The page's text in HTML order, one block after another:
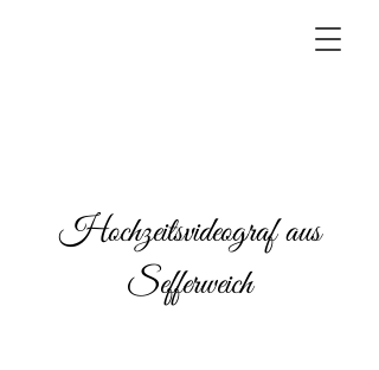
Hochzeitsvideograf aus
Sefferweich